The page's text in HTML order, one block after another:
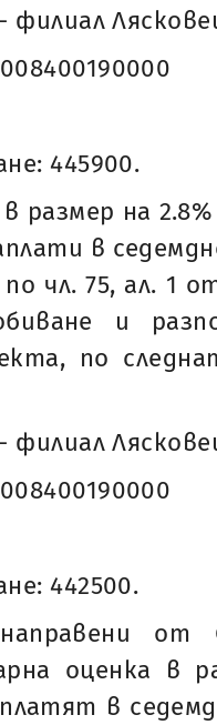
филиал
445900.
размер на
в
чл. 75, ал. 1
и
по
филиал
442500.
от
оценка в
в